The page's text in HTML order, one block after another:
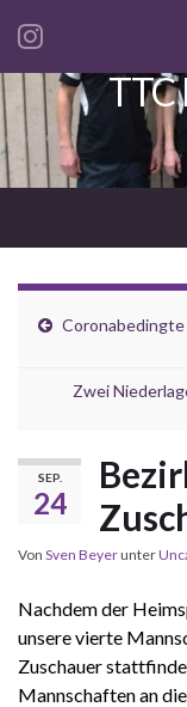
Search
TTC
Zwei
SEP.
24
Von Sven Beyerunter
Nachdem der
unsere vierte
Zuschauer
Mannschaften an